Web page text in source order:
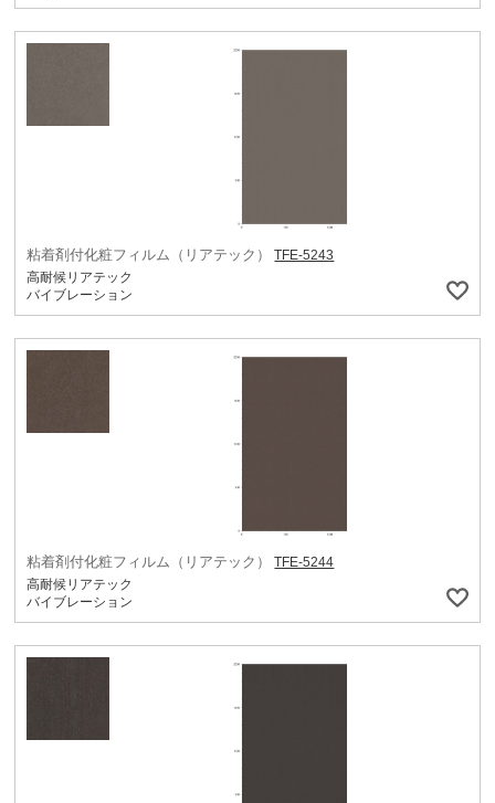
粘着剤付化粧フィルム（リアテック）
TFE-5243
高耐候リアテック
バイブレーション
粘着剤付化粧フィルム（リアテック）
TFE-5244
高耐候リアテック
バイブレーション